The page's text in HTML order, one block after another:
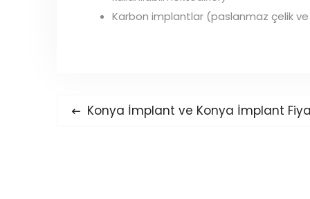
Karbon implantlar (paslanmaz çelik
Yazı
Previous
Konya İmplant ve Konya İmplant